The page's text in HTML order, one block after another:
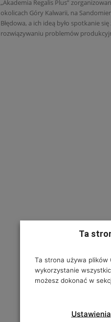
„Akademia Regalis Plus”
okolicach Góry Kalwarii, na
Błędowa, a ich ideą było spotkanie
rozwiązywaniu problemów
Ta
Ta strona używa plików
wykorzystanie
możesz dokonać w
Ustawienia